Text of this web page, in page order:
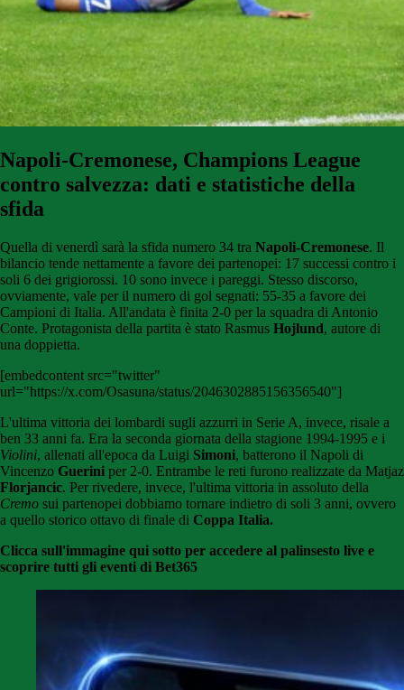
Napoli-Cremonese, Champions League
contro salvezza: dati e statistiche della
sfida
Quella di venerdì sarà la sfida numero 34 tra Napoli-Cremonese. Il
bilancio tende nettamente a favore dei partenopei: 17 successi contro i
soli 6 dei grigiorossi. 10 sono invece i pareggi. Stesso discorso,
ovviamente, vale per il numero di gol segnati: 55-35 a favore dei
Campioni di Italia. All'andata è finita 2-0 per la squadra di Antonio
Conte. Protagonista della partita è stato Rasmus Hojlund, autore di
una doppietta.
[embedcontent src="twitter"
url="https://x.com/Osasuna/status/2046302885156356540"]
L'ultima vittoria dei lombardi sugli azzurri in Serie A, invece, risale a
ben 33 anni fa. Era la seconda giornata della stagione 1994-1995 e i
Violini, allenati all'epoca da Luigi Simoni, batterono il Napoli di
Vincenzo Guerini per 2-0. Entrambe le reti furono realizzate da Matjaz
Florjancic. Per rivedere, invece, l'ultima vittoria in assoluto della
Cremo sui partenopei dobbiamo tornare indietro di soli 3 anni, ovvero
a quello storico ottavo di finale di Coppa Italia.
Clicca sull'immagine qui sotto per accedere al palinsesto live e
scoprire tutti gli eventi di Bet365